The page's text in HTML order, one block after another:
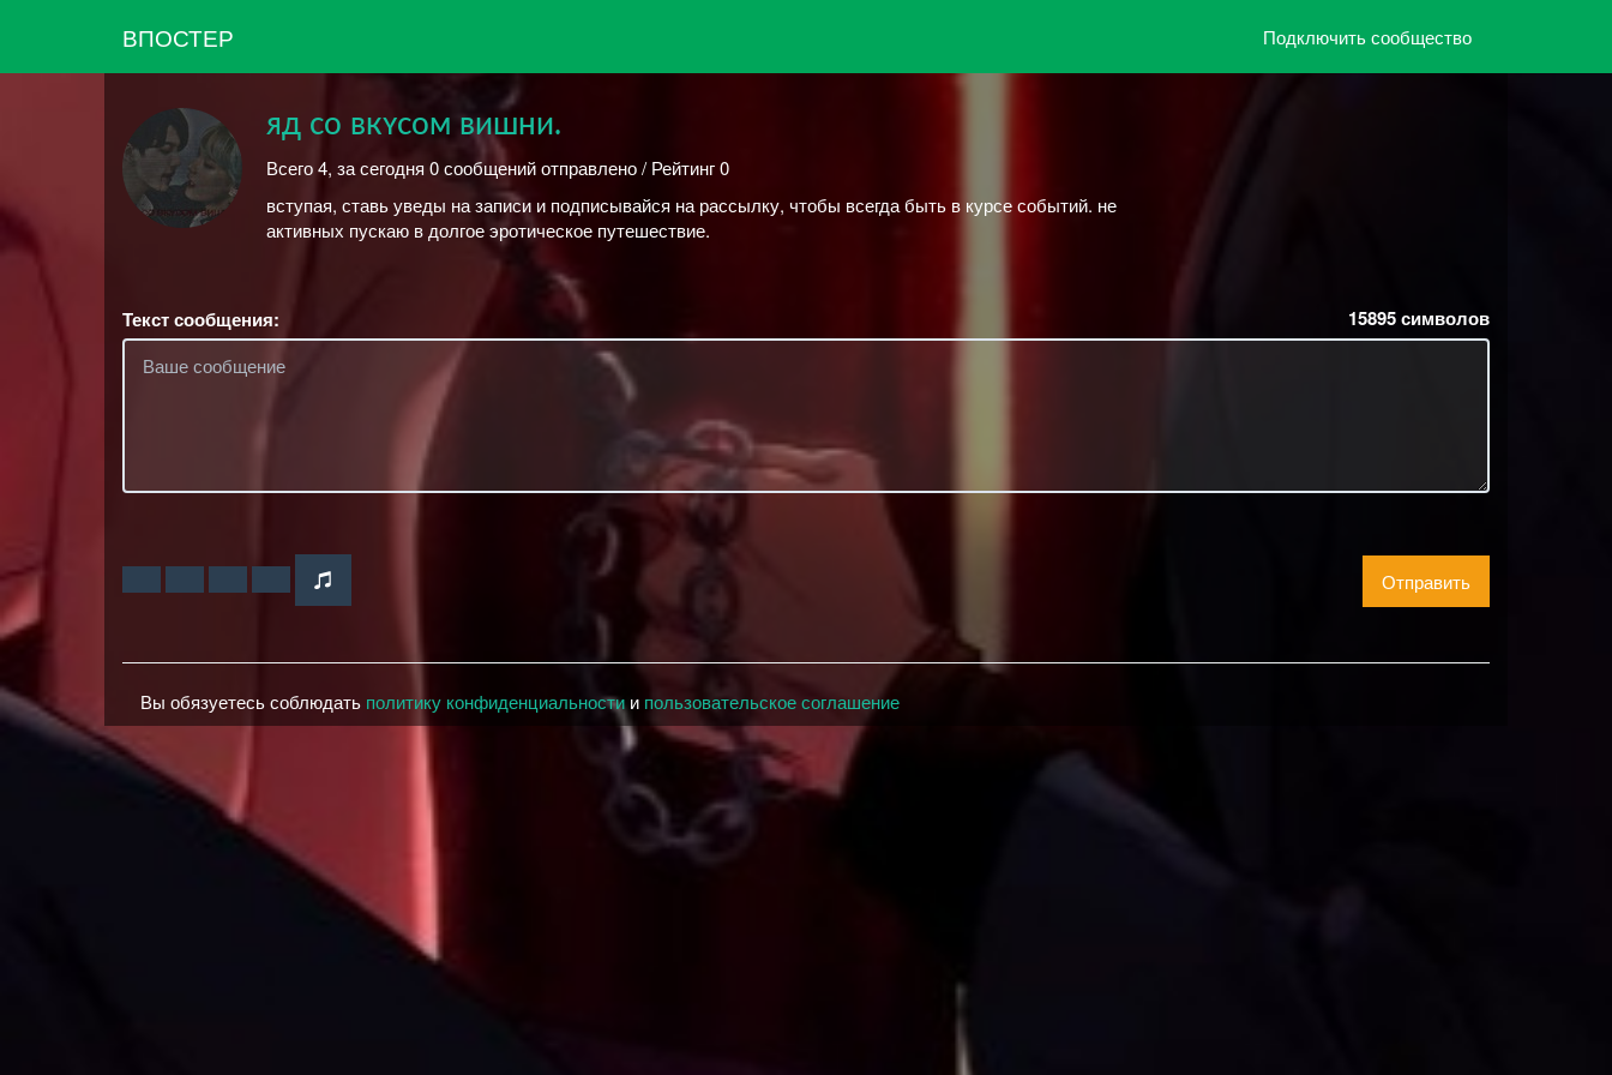
ВПОСТЕР Подключить сообщество
яд со вкʏсом вишни.
Всего 4, за сегодня 0 сообщений отправлено / Рейтинг 0
вступая, ставь уведы на записи и подписывайся на рассылку, чтобы всегда быть в курсе событий. не
активных пускаю в долгое эротическое путешествие.
Текст сообщения: 15895символов
Отправить
Вы обязуетесь соблюдать политику конфиденциальностии пользовательское соглашение